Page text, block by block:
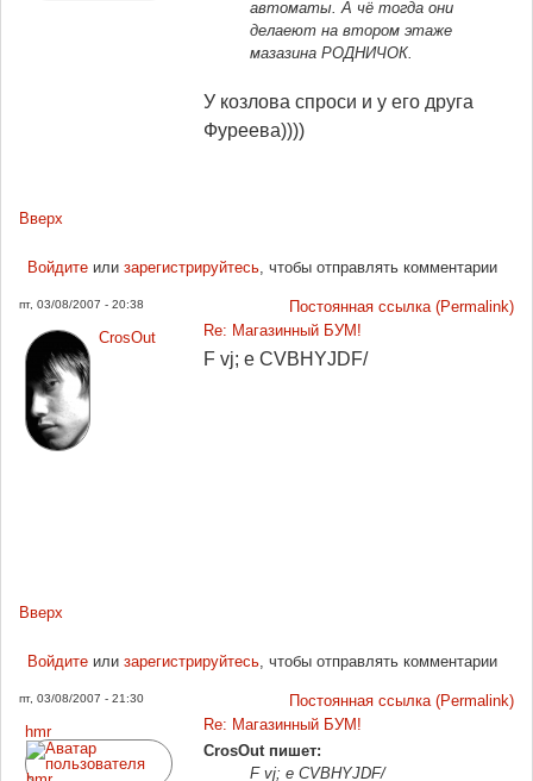
автоматы. А чё тогда они
делаеют на втором этаже
мазазина РОДНИЧОК.
У козлова спроси и у его друга
Фуреева))))
Вверх
Войдитеили зарегистрируйтесь, чтобы отправлять комментарии
пт, 03/08/2007 - 20:38
Постоянная ссылка (Permalink)
CrosOut
Re: Магазинный БУМ!
F vj; e CVBHYJDF/
Вверх
Войдитеили зарегистрируйтесь, чтобы отправлять комментарии
пт, 03/08/2007 - 21:30
Постоянная ссылка (Permalink)
hmr
Re: Магазинный БУМ!
CrosOut пишет:
F vj; e CVBHYJDF/